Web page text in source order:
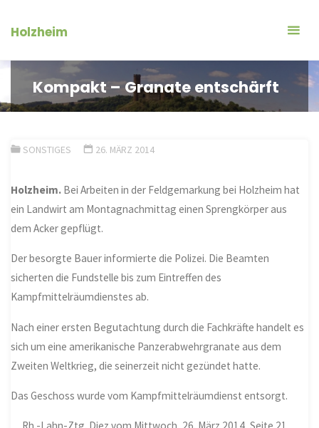
InhaltHolzheim
Kompakt – Granate entschärft
SONSTIGES 26. MÄRZ 2014
Holzheim. Bei Arbeiten in der Feldgemarkung bei Holzheim hat
ein Landwirt am Montagnachmittag einen Sprengkörper aus
dem Acker gepflügt.
Der besorgte Bauer informierte die Polizei. Die Beamten
sicherten die Fundstelle bis zum Eintreffen des
Kampfmittelräumdienstes ab.
Nach einer ersten Begutachtung durch die Fachkräfte handelt es
sich um eine amerikanische Panzerabwehrgranate aus dem
Zweiten Weltkrieg, die seinerzeit nicht gezündet hatte.
Das Geschoss wurde vom Kampfmittelräumdienst entsorgt.